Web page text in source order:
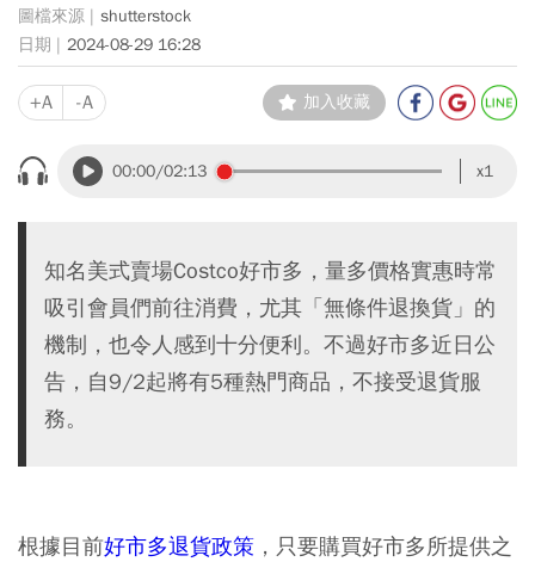
shutterstock
2024-08-29 16:28
+A -A 加入收藏
00:00/02:13 x1
知名美式賣場Costco好市多，量多價格實惠時常
吸引會員們前往消費，尤其「無條件退換貨」的
機制，也令人感到十分便利。不過好市多近日公
告，自9/2起將有5種熱門商品，不接受退貨服
務。
根據目前好市多退貨政策 ，只要購買好市多所提供之